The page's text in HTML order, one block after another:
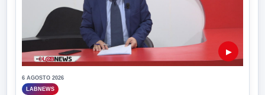
▶
6 AGOSTO 2026
LABNEWS